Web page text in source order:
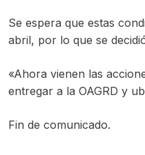
Se espera que estas
abril, por lo que se
«Ahora vienen las
entregar a la OAGRD y
Fin de comunicado.